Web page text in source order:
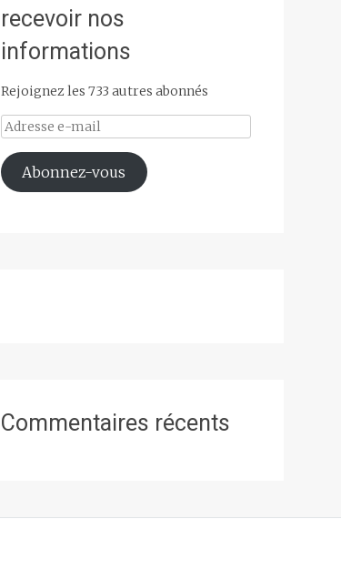
recevoir nos
informations
Rejoignez les 733 autres abonnés
Adresse
e-
mail
Abonnez-vous
Commentaires récents